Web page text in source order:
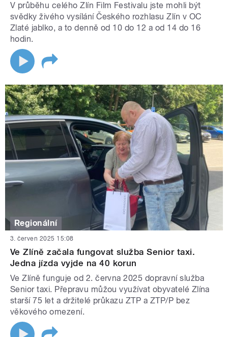
V průběhu celého Zlín Film Festivalu jste mohli být
svědky živého vysílání Českého rozhlasu Zlín v OC
Zlaté jablko, a to denně od 10 do 12 a od 14 do 16
hodin.
Regionální
3. červen 2025 15:08
Ve Zlíně začala fungovat služba Senior taxi.
Jedna jízda vyjde na 40 korun
Ve Zlíně funguje od 2. června 2025 dopravní služba
Senior taxi. Přepravu můžou využívat obyvatelé Zlína
starší 75 let a držitelé průkazu ZTP a ZTP/P bez
věkového omezení.